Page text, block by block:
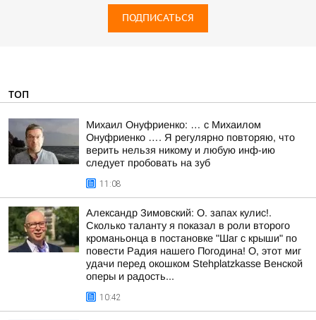
ПОДПИСАТЬСЯ
ТОП
Михаил Онуфриенко: … с Михаилом
Онуфриенко …. Я регулярно повторяю, что
верить нельзя никому и любую инф-ию
следует пробовать на зуб
11:08
Александр Зимовский: О. запах кулис!.
Сколько таланту я показал в роли второго
кроманьонца в постановке "Шаг с крыши" по
повести Радия нашего Погодина! О, этот миг
удачи перед окошком Stehplatzkasse Венской
оперы и радость...
10:42